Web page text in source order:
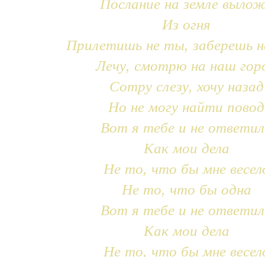
Из огня
Прилетишь не ты, заберешь
Лечу, смотрю на наш
Сотру слезу, хочу назад
Но не могу найти повод
Вот я тебе и не
Как мои дела
Не то, что бы мне
Не то, что бы одна
Вот я тебе и не
Как мои дела
Не то, что бы мне